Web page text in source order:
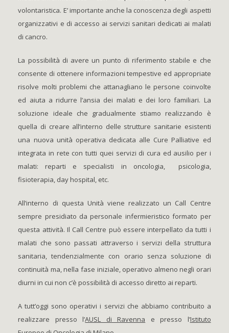
volontaristica. E’ importante anche la conoscenza degli aspetti
organizzativi e di accesso ai servizi sanitari dedicati ai malati
di cancro.
La possibilità di avere un punto di riferimento stabile e che
consente di ottenere informazioni tempestive ed appropriate
risolve molti problemi che attanagliano le persone coinvolte
ed aiuta a ridurre l’ansia dei malati e dei loro familiari. La
soluzione ideale che gradualmente stiamo realizzando è
quella di creare all’interno delle strutture sanitarie esistenti
una nuova unità operativa dedicata alle Cure Palliative ed
integrata in rete con tutti quei servizi di cura ed ausilio per i
malati: reparti e specialisti in oncologia, psicologia,
fisioterapia, day hospital, etc.
All’interno di questa Unità viene realizzato un Call Centre
sempre presidiato da personale infermieristico formato per
questa attività. Il Call Centre può essere interpellato da tutti i
malati che sono passati attraverso i servizi della struttura
sanitaria, tendenzialmente con orario senza soluzione di
continuità ma, nella fase iniziale, operativo almeno negli orari
diurni in cui non c’è possibilità di accesso diretto ai reparti.
A tutt’oggi sono operativi i servizi che abbiamo contribuito a
realizzare presso l’AUSL di Ravenna e presso l’Istituto